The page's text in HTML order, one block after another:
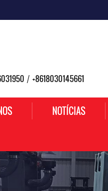
/ +8618030145661
NOTÍCIAS